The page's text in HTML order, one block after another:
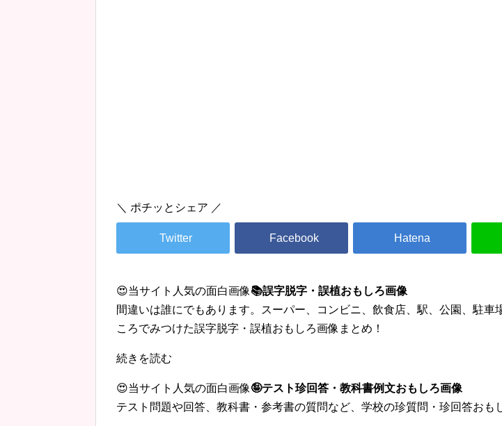
＼ ポチッとシェア ／
😍当サイト人気の面白画像📚誤字脱字・誤植おもしろ画像
間違いは誰にでもあります。スーパー、コンビニ、飲食店、駅、公園、駐車
ころでみつけた誤字脱字・誤植おもしろ画像まとめ！
続きを読む
😍当サイト人気の面白画像🤪テスト珍回答・教科書例文おもしろ画像
テスト問題や回答、教科書・参考書の質問など、学校の珍質問・珍回答おも